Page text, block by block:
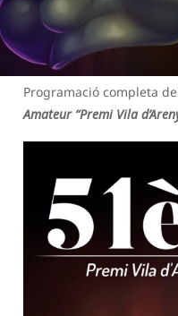
Programació completa
Amateur “Premi Vila